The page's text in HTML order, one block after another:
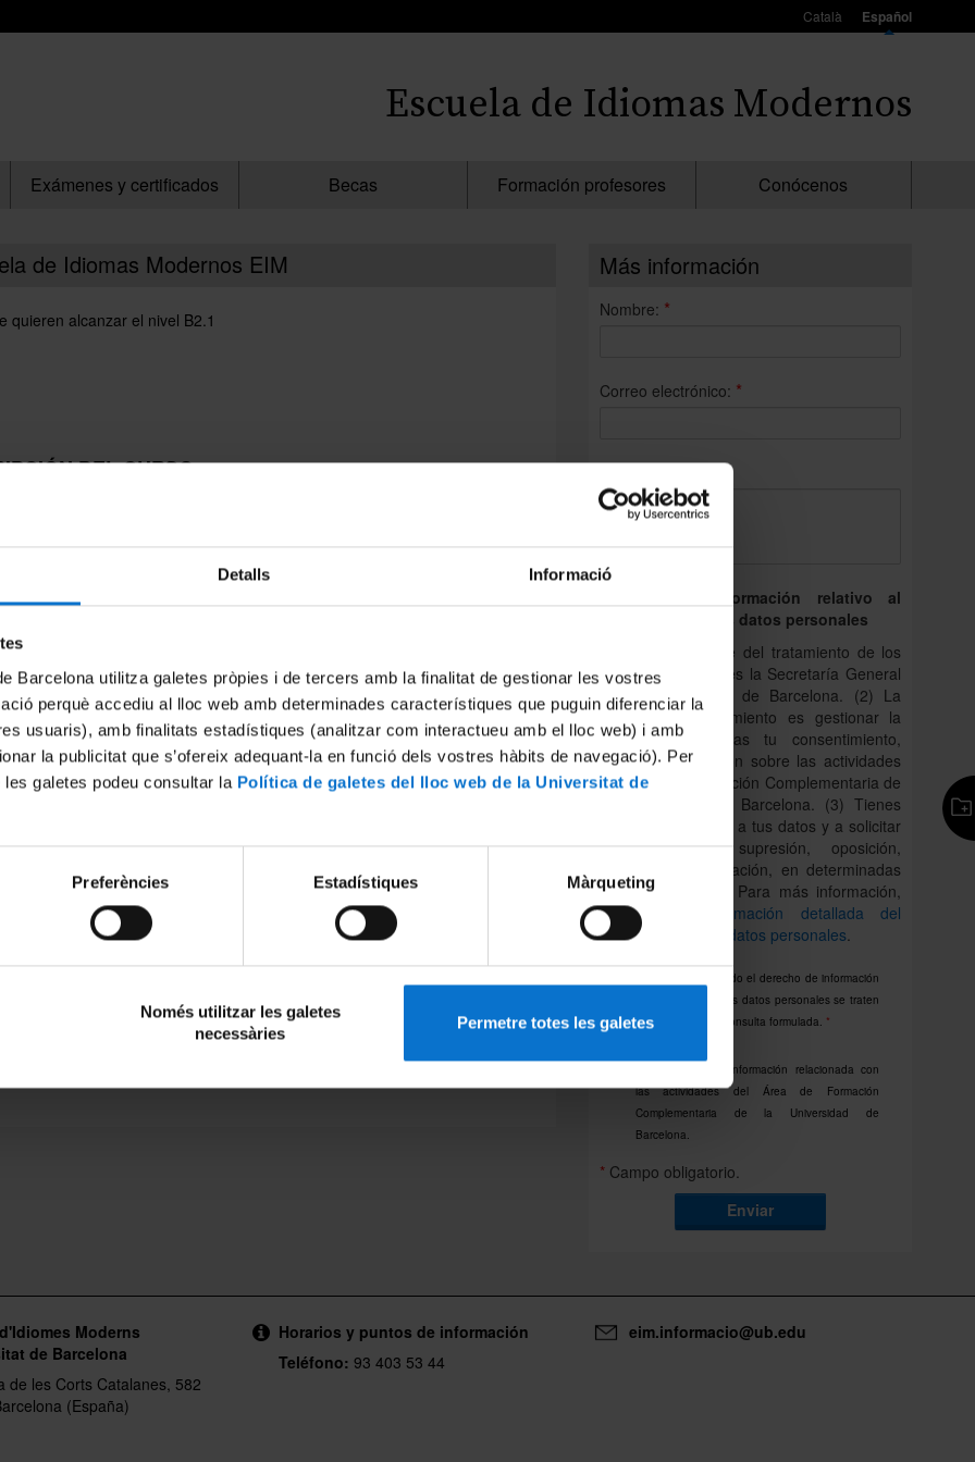
Detalls Informació
Barcelona utilitza galetes pròpies i de tercers amb la finalitat de gestionar les vostres
perquè accediu al lloc web amb determinades característiques que puguin diferenciar la
usuaris), amb finalitats estadístiques (analitzar com interactueu amb el lloc web) i amb
la publicitat que s’ofereix adequant-la en funció dels vostres hàbits de navegació). Per
galetes podeu consultar la Política de galetes del lloc web de la Universitat de
Preferències Estadístiques Màrqueting
Només utilitzar les galetes
necessàries
Permetre totes les galetes
Català Español
Escuela de Idiomas Modernos
Exámenes y certificados Becas Formación profesores Conócenos
de Idiomas Modernos EIM
quieren alcanzar el nivel B2.1
DEL CURSO
mitad del nivel B2) según el Marco Europeo. Los estudiantes
mantener una conversación fluida con un nativo. Serán capaces de
utilizarán estrategias para entender por el contexto el léxico
resumir noticias, entrevistas o documentales que contienen opiniones,
film, un programme de télé...
Más información
Nombre: *
Correo electrónico: *
*
Derecho de información relativo al
tratamiento de los datos personales
(1) La responsable del tratamiento de los
datos personales es la Secretaría General
de la Universidad de Barcelona. (2) La
finalidad del tratamiento es gestionar la
consulta y, si das tu consentimiento,
enviarte información sobre las actividades
del Área de Formación Complementaria de
la Universidad de Barcelona. (3) Tienes
derecho a acceder a tus datos y a solicitar
la rectificación, supresión, oposición,
portabilidad y limitación, en determinadas
circunstancias. (4) Para más información,
consulta
la información detallada del
tratamiento de los datos personales.
Declaro que he leído el derecho de información
y consiento que mis datos personales se traten
para gestionar la consulta formulada. *
Consiento recibir información relacionada con
las actividades del Área de Formación
Complementaria de la Universidad de
Barcelona.
* Campo obligatorio.
Enviar
Moderns
de Barcelona
de les Corts Catalanes, 582
(España)
Horarios y puntos de información
Teléfono: 93 403 53 44
eim.informacio@ub.edu